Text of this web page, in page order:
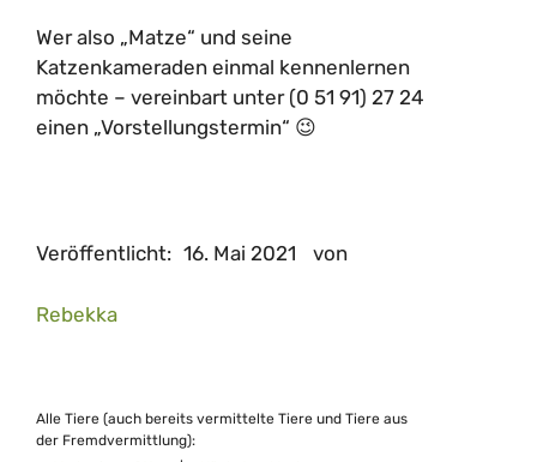
Wer also „Matze“ und seine
Katzenkameraden einmal kennenlernen
möchte – vereinbart unter (0 51 91) 27 24
einen „Vorstellungstermin“ 😉
Veröffentlicht: 16. Mai 2021 von
Rebekka
Alle Tiere (auch bereits vermittelte Tiere und Tiere aus
der Fremdvermittlung):